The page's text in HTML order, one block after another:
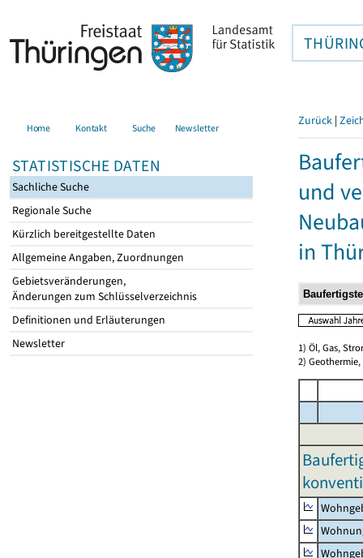
Home Kontakt Suche Newsletter
STATISTISCHE DATEN
Sachliche Suche
Regionale Suche
Kürzlich bereitgestellte Daten
Allgemeine Angaben, Zuordnungen
Gebietsveränderungen,
Änderungen zum Schlüsselverzeichnis
Definitionen und Erläuterungen
Newsletter
Zurück |
und
in
1) Öl, Gas,
2)